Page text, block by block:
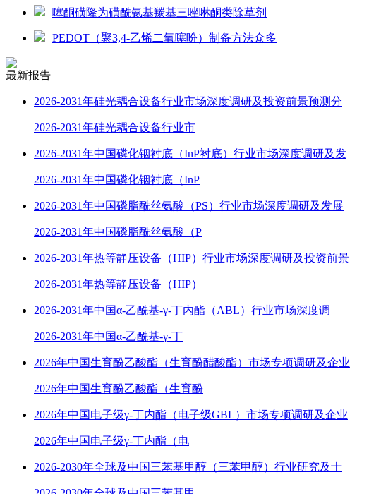
噻酮磺隆为磺酰氨基羰基三唑啉酮类除草剂
PEDOT（聚3,4-乙烯二氧噻吩）制备方法众多
最新报告
2026-2031年硅光耦合设备行业市场深度调研及投资前景预测分
2026-2031年硅光耦合设备行业市
2026-2031年中国磷化铟衬底（InP衬底）行业市场深度调研及发
2026-2031年中国磷化铟衬底（InP
2026-2031年中国磷脂酰丝氨酸（PS）行业市场深度调研及发展
2026-2031年中国磷脂酰丝氨酸（P
2026-2031年热等静压设备（HIP）行业市场深度调研及投资前景
2026-2031年热等静压设备（HIP）
2026-2031年中国α-乙酰基-γ-丁内酯（ABL）行业市场深度调
2026-2031年中国α-乙酰基-γ-丁
2026年中国生育酚乙酸酯（生育酚醋酸酯）市场专项调研及企业
2026年中国生育酚乙酸酯（生育酚
2026年中国电子级γ-丁内酯（电子级GBL）市场专项调研及企业
2026年中国电子级γ-丁内酯（电
2026-2030年全球及中国三苯基甲醇（三苯甲醇）行业研究及十